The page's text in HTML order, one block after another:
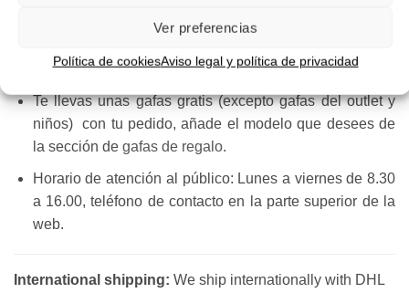
Ver preferencias
Política de cookiesAviso legal y política de privacidad
(laborables de lunes a viernes, sábados no hay envíos
la ficha de producto).
Te llevas unas gafas gratis (excepto gafas del outlet y
niños) con tu pedido, añade el modelo que desees de
la sección de gafas de regalo.
Horario de atención al público: Lunes a viernes de 8.30
a 16.00, teléfono de contacto en la parte superior de la
web.
International shipping: We ship internationally with DHL